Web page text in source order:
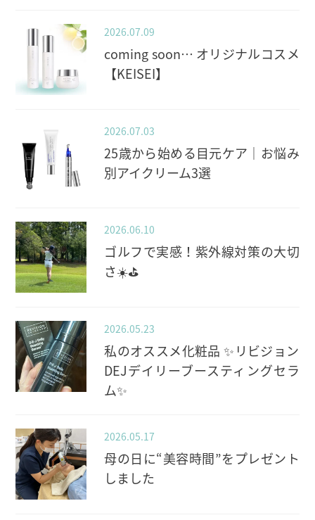
2026.07.09
coming soon… オリジナルコスメ
【KEISEI】
2026.07.03
25歳から始める目元ケア｜お悩み
別アイクリーム3選
2026.06.10
ゴルフで実感！紫外線対策の大切
さ☀️⛳️
2026.05.23
私のオススメ化粧品 ✨️リビジョン
DEJデイリーブースティングセラ
ム✨️
2026.05.17
母の日に“美容時間”をプレゼント
しました